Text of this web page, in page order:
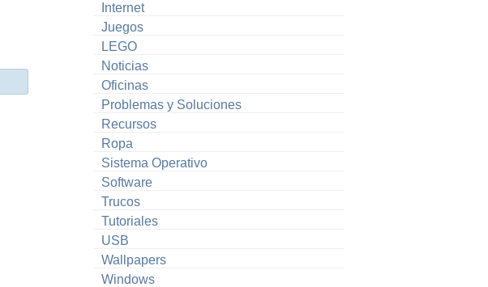
Internet
Juegos
LEGO
Noticias
Oficinas
Problemas y Soluciones
Recursos
Ropa
Sistema Operativo
Software
Trucos
Tutoriales
USB
Wallpapers
Windows